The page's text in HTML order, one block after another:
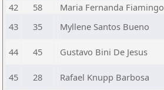
42
58 Maria Fernanda Fiamingo
43
35 Myllene Santos Bueno
44 45 Gustavo Bini De Jesus
45 28 Rafael Knupp Barbosa